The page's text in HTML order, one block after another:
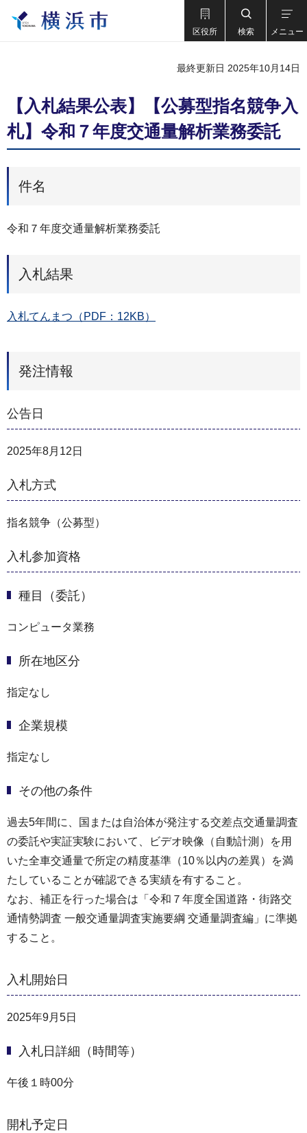
区役所 検索 メニュー
最終更新日 2025年10月14日
【入札結果公表】【公募型指名競争入
札】令和７年度交通量解析業務委託
件名
令和７年度交通量解析業務委託
入札結果
入札てんまつ（PDF：12KB）
発注情報
公告日
2025年8月12日
入札方式
指名競争（公募型）
入札参加資格
種目（委託）
コンピュータ業務
所在地区分
指定なし
企業規模
指定なし
その他の条件
過去5年間に、国または自治体が発注する交差点交通量調査
の委託や実証実験において、ビデオ映像（自動計測）を用
いた全車交通量で所定の精度基準（10％以内の差異）を満
たしていることが確認できる実績を有すること。
なお、補正を行った場合は「令和７年度全国道路・街路交
通情勢調査 一般交通量調査実施要綱 交通量調査編」に準拠
すること。
入札開始日
2025年9月5日
入札日詳細（時間等）
午後１時00分
開札予定日